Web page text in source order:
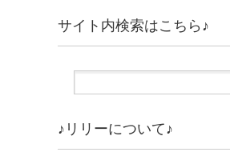
サイト内検索はこちら♪
♪リリーについて♪